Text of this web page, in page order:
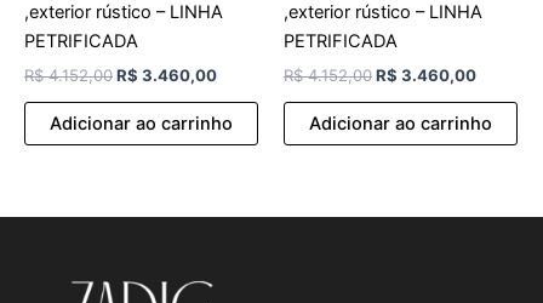
,exterior rústico – LINHA
PETRIFICADA
R$4.152,00R$ 3.460,00
Adicionar ao carrinho
,exterior rústico – LINHA
PETRIFICADA
R$4.152,00R$ 3.460,00
Adicionar ao carrinho